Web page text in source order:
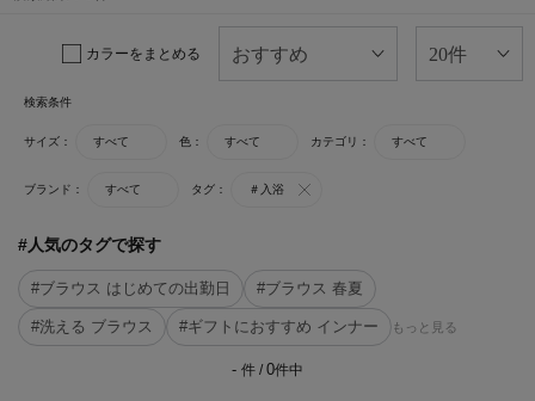
カラーをまとめる
検索条件
サイズ： すべて 色： すべて カテゴリ： すべて
ブランド： すべて タグ： ＃入浴
#人気のタグで探す
#ブラウス はじめての出勤日 #ブラウス 春夏
#洗える ブラウス #ギフトにおすすめ インナー もっと見る
- 件 / 0件中